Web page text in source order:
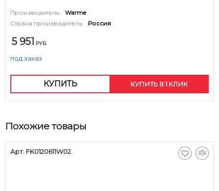
Производитель:
Warme
Страна производитель:
Россия
5 951 РУБ.
под заказ
КУПИТЬ КУПИТЬ В 1 КЛИК
Похожие товары
Арт. FK0120611W02